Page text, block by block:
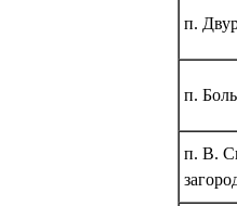
п.
п.
п. В.